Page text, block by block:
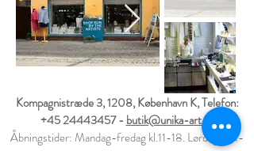
Kompagnistræde 3, 1208, København K, Telefon:
+45 24443457- butik@unika-art.dk
Åbningstider: Mandag-fredag kl.11-18. Lørdag kl.11-